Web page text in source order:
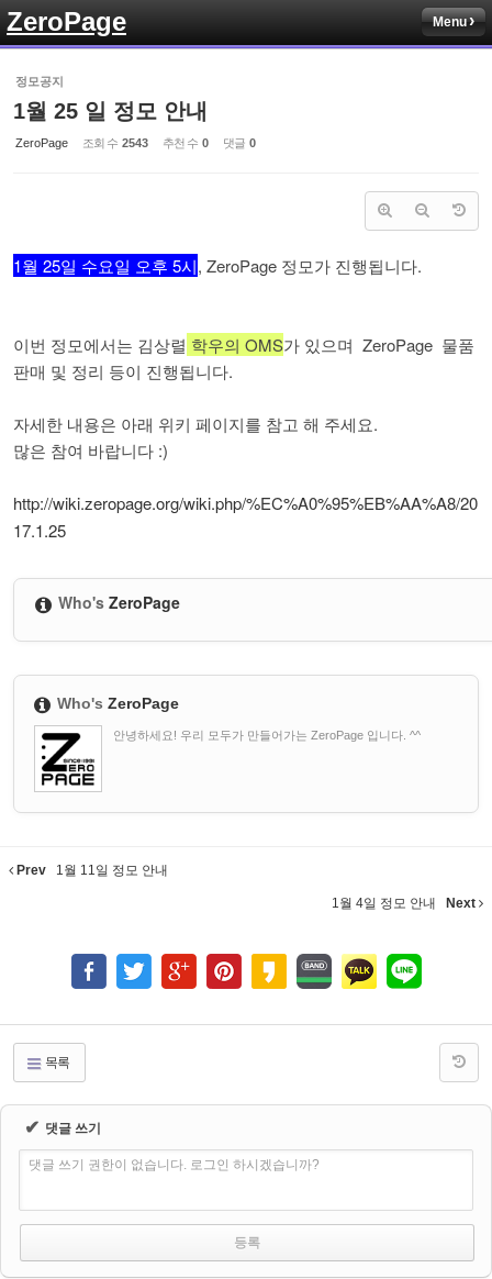
ZeroPage Menu
정모공지
1월 25 일 정모 안내
ZeroPage 조회 수 2543 추천 수 0 댓글 0
1월 25일 수요일 오후 5시, ZeroPage 정모가 진행됩니다.
이번 정모에서는 김상렬 학우의 OMS가 있으며 ZeroPage 물품
판매 및 정리 등이 진행됩니다.
자세한 내용은 아래 위키 페이지를 참고 해 주세요.
많은 참여 바랍니다 :)
http://wiki.zeropage.org/wiki.php/%EC%A0%95%EB%AA%A8/20
17.1.25
Who's ZeroPage
Who'sZeroPage
안녕하세요! 우리 모두가 만들어가는 ZeroPage 입니다. ^^
Prev 1월 11일 정모 안내
1월 4일 정모 안내 Next
목록
✔ 댓글 쓰기
댓글 쓰기 권한이 없습니다. 로그인 하시겠습니까?
Sketchbook5, 스케치북5
Sketchbook5, 스케치북5